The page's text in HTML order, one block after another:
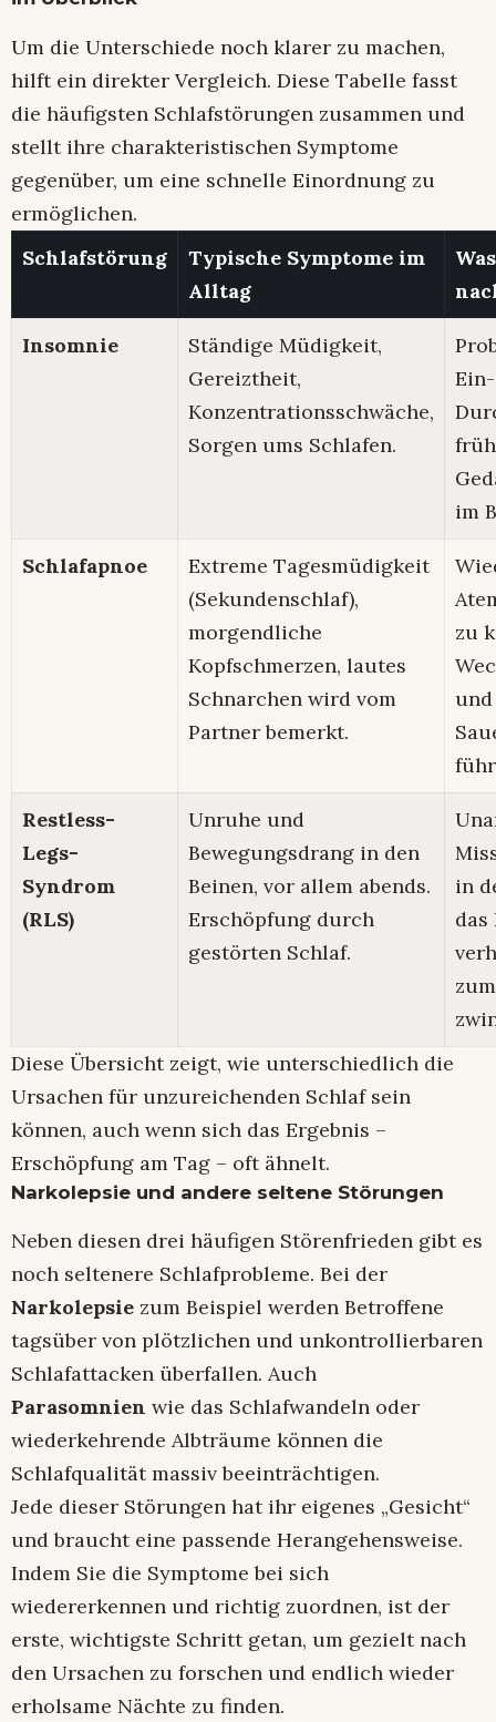
Um die Unterschiede noch klarer zu machen,
hilft ein direkter Vergleich. Diese Tabelle fasst
die häufigsten Schlafstörungen zusammen und
stellt ihre charakteristischen Symptome
gegenüber, um eine schnelle Einordnung zu
ermöglichen.
Schlafstörung
Typische Symptome im
Alltag
Insomnie
Ständige Müdigkeit,
Gereiztheit,
Konzentrationsschwäche,
Sorgen ums Schlafen.
im
Schlafapnoe
Extreme Tagesmüdigkeit
(Sekundenschlaf),
morgendliche
Kopfschmerzen, lautes
Schnarchen wird vom
Partner bemerkt.
zu
und
Restless-
Legs-
Syndrom
(RLS)
Unruhe und
Bewegungsdrang in den
Beinen, vor allem abends.
Erschöpfung durch
gestörten Schlaf.
in
das
Diese Übersicht zeigt, wie unterschiedlich die
Ursachen für unzureichenden Schlaf sein
können, auch wenn sich das Ergebnis –
Erschöpfung am Tag – oft ähnelt.
Narkolepsie und andere seltene Störungen
Neben diesen drei häufigen Störenfrieden gibt es
noch seltenere Schlafprobleme. Bei der
Narkolepsie zum Beispiel werden Betroffene
tagsüber von plötzlichen und unkontrollierbaren
Schlafattacken überfallen. Auch
Parasomnien wie das Schlafwandeln oder
wiederkehrende Albträume können die
Schlafqualität massiv beeinträchtigen.
Jede dieser Störungen hat ihr eigenes „Gesicht“
und braucht eine passende Herangehensweise.
Indem Sie die Symptome bei sich
wiedererkennen und richtig zuordnen, ist der
erste, wichtigste Schritt getan, um gezielt nach
den Ursachen zu forschen und endlich wieder
erholsame Nächte zu finden.